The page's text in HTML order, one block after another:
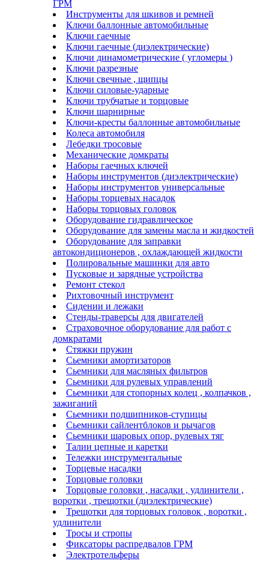
ГРМ
Инструменты для шкивов и ремней
Ключи баллонные автомобильные
Ключи гаечные
Ключи гаечные (диэлектрические)
Ключи динамометрические ( угломеры )
Ключи разрезные
Ключи свечные , щипцы
Ключи силовые-ударные
Ключи трубчатые и торцовые
Ключи шарнирные
Ключи-кресты баллонные автомобильные
Колеса автомобиля
Лебедки тросовые
Механические домкраты
Наборы гаечных ключей
Наборы инструментов (диэлектрические)
Наборы инструментов универсальные
Наборы торцевых насадок
Наборы торцовых головок
Оборудование гидравлическое
Оборудование для замены масла и жидкостей
Оборудование для заправки
автокондиционеров , охлаждающей жидкости
Полировальные машинки для авто
Пусковые и зарядные устройства
Ремонт стекол
Рихтовочный инструмент
Сидении и лежаки
Стенды-траверсы для двигателей
Страховочное оборудование для работ с
домкратами
Стяжки пружин
Сьемники амортизаторов
Сьемники для масляных фильтров
Сьемники для рулевых управлений
Сьемники для стопорных колец , колпачков ,
зажиганий
Сьемники подшипников-ступицы
Сьемники сайлентблоков и рычагов
Сьемники шаровых опор, рулевых тяг
Талии цепные и каретки
Тележки инструментальные
Торцевые насадки
Торцовые головки
Торцовые головки , насадки , удлинители ,
воротки , трещотки (диэлектрические)
Трещотки для торцовых головок , воротки ,
удлинители
Тросы и стропы
Фиксаторы распредвалов ГРМ
Электротельферы